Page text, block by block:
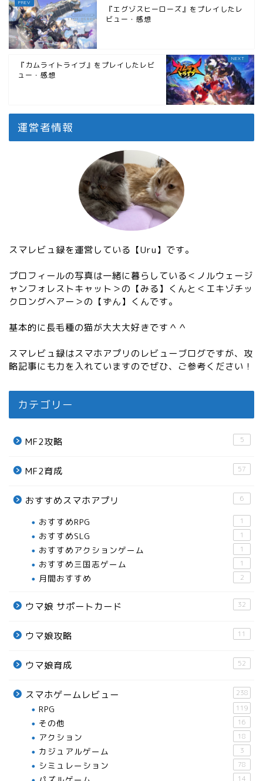
『エグゾスヒーローズ』をプレイしたレ
ビュー・感想
『カムライトライブ』をプレイしたレビ
ュー・感想
運営者情報
スマレビュ録を運営している【Uru】です。
プロフィールの写真は一緒に暮らしている＜ノルウェージ
ャンフォレストキャット＞の【みる】くんと＜エキゾチッ
クロングヘアー＞の【ずん】くんです。
基本的に長毛種の猫が大大大好きです＾＾
スマレビュ録はスマホアプリのレビューブログですが、攻
略記事にも力を入れていますのでぜひ、ご参考ください！
カテゴリー
MF2攻略 5
MF2育成 57
おすすめスマホアプリ 6
おすすめRPG 1
おすすめSLG 1
おすすめアクションゲーム 1
おすすめ三国志ゲーム 1
月間おすすめ 2
ウマ娘 サポートカード 32
ウマ娘攻略 11
ウマ娘育成 52
スマホゲームレビュー 238
RPG 119
その他 16
アクション 18
カジュアルゲーム 3
シミュレーション 78
14